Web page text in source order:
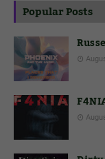
Popular Posts